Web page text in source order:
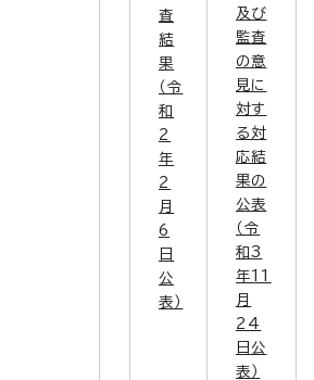
査
結
果
（令
和
2
年
2
月
6
日
公
表）
及び
監査
の意
見に
対す
る対
応結
果の
公表
（令
和3
年11
月
24
日公
表）